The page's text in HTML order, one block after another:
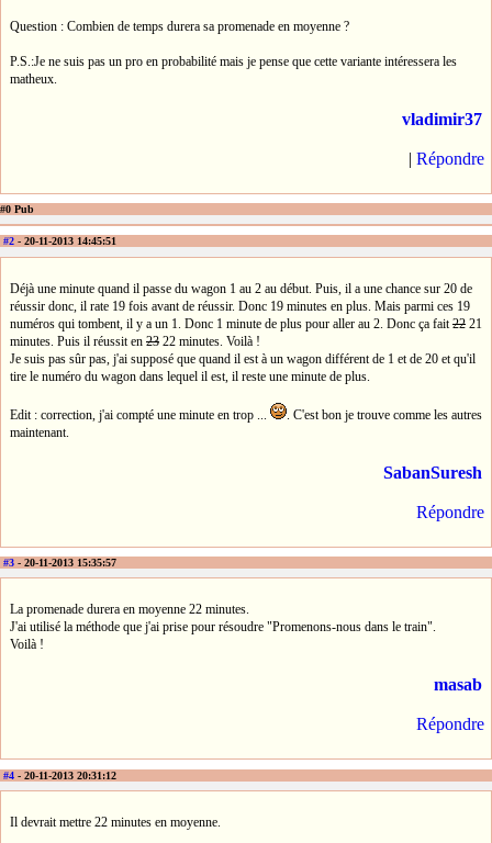
Question : Combien de temps durera sa promenade en moyenne ?
P.S.:Je ne suis pas un pro en probabilité mais je pense que cette variante intéressera les
matheux.
vladimir37
| Répondre
#0 Pub
#2 - 20-11-2013 14:45:51
Déjà une minute quand il passe du wagon 1 au 2 au début. Puis, il a une chance sur 20 de
réussir donc, il rate 19 fois avant de réussir. Donc 19 minutes en plus. Mais parmi ces 19
numéros qui tombent, il y a un 1. Donc 1 minute de plus pour aller au 2. Donc ça fait 22 21
minutes. Puis il réussit en 23 22 minutes. Voilà !
Je suis pas sûr pas, j'ai supposé que quand il est à un wagon différent de 1 et de 20 et qu'il
tire le numéro du wagon dans lequel il est, il reste une minute de plus.
Edit : correction, j'ai compté une minute en trop ...
. C'est bon je trouve comme les autres
maintenant.
SabanSuresh
Répondre
#3 - 20-11-2013 15:35:57
La promenade durera en moyenne 22 minutes.
J'ai utilisé la méthode que j'ai prise pour résoudre "Promenons-nous dans le train".
Voilà !
masab
Répondre
#4 - 20-11-2013 20:31:12
Il devrait mettre 22 minutes en moyenne.